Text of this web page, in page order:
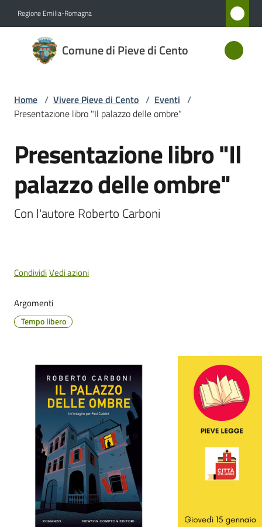
Regione Emilia-Romagna
Comune di Pieve di Cento
Comune
di Pieve
Novità
Servizi
Vivere
Menu selezionato
argomenti...
Home / Vivere Pieve di Cento / Eventi /
Presentazione libro "Il palazzo delle ombre"
Salta al contenuto
Presentazione libro "Il
palazzo delle ombre"
Con l'autore Roberto Carboni
CondividiVedi azioni
Argomenti
Tempo libero